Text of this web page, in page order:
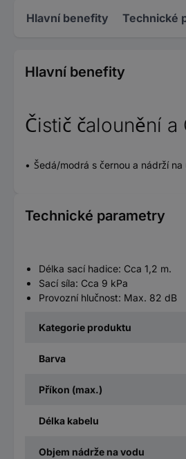
Hlavní benefity Technické
Hlavní benefity
Čistič čalounění a
Šedá/modrá s černou a nádrží
Technické parametry
Délka sací hadice: Cca 1,2 m.
Sací síla: Cca 9 kPa
Provozní hlučnost: Max. 82 dB
Kategorie produktu
Barva
Příkon (max.)
Délka kabelu
Objem nádrže na vodu